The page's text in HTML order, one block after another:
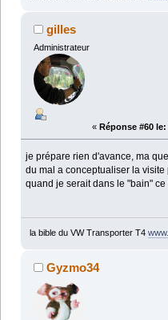
gilles
Administrateur
« Réponse #60 le:
je prépare rien d'avance, ma
du mal a conceptualiser la visite
quand je serait dans le "bain"
la bible du VW Transporter T4
Gyzmo34